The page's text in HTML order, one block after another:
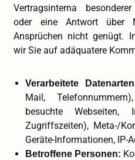
Vertragsinterna
oder eine Antwort über
Ansprüchen nicht genügt.
wir Sie auf adäquatere
Verarbeitete
Mail,
besuchte Webseiten,
Zugriffszeiten), Meta-/
Geräte-Informationen, IP-
Betroffene Personen: